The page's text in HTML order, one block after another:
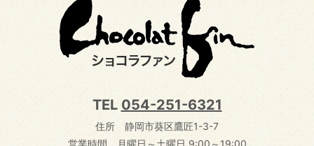
TEL 054-251-6321
住所 静岡市葵区鷹匠1-3-7
営業時間 月曜日～土曜日 9:00～19:00